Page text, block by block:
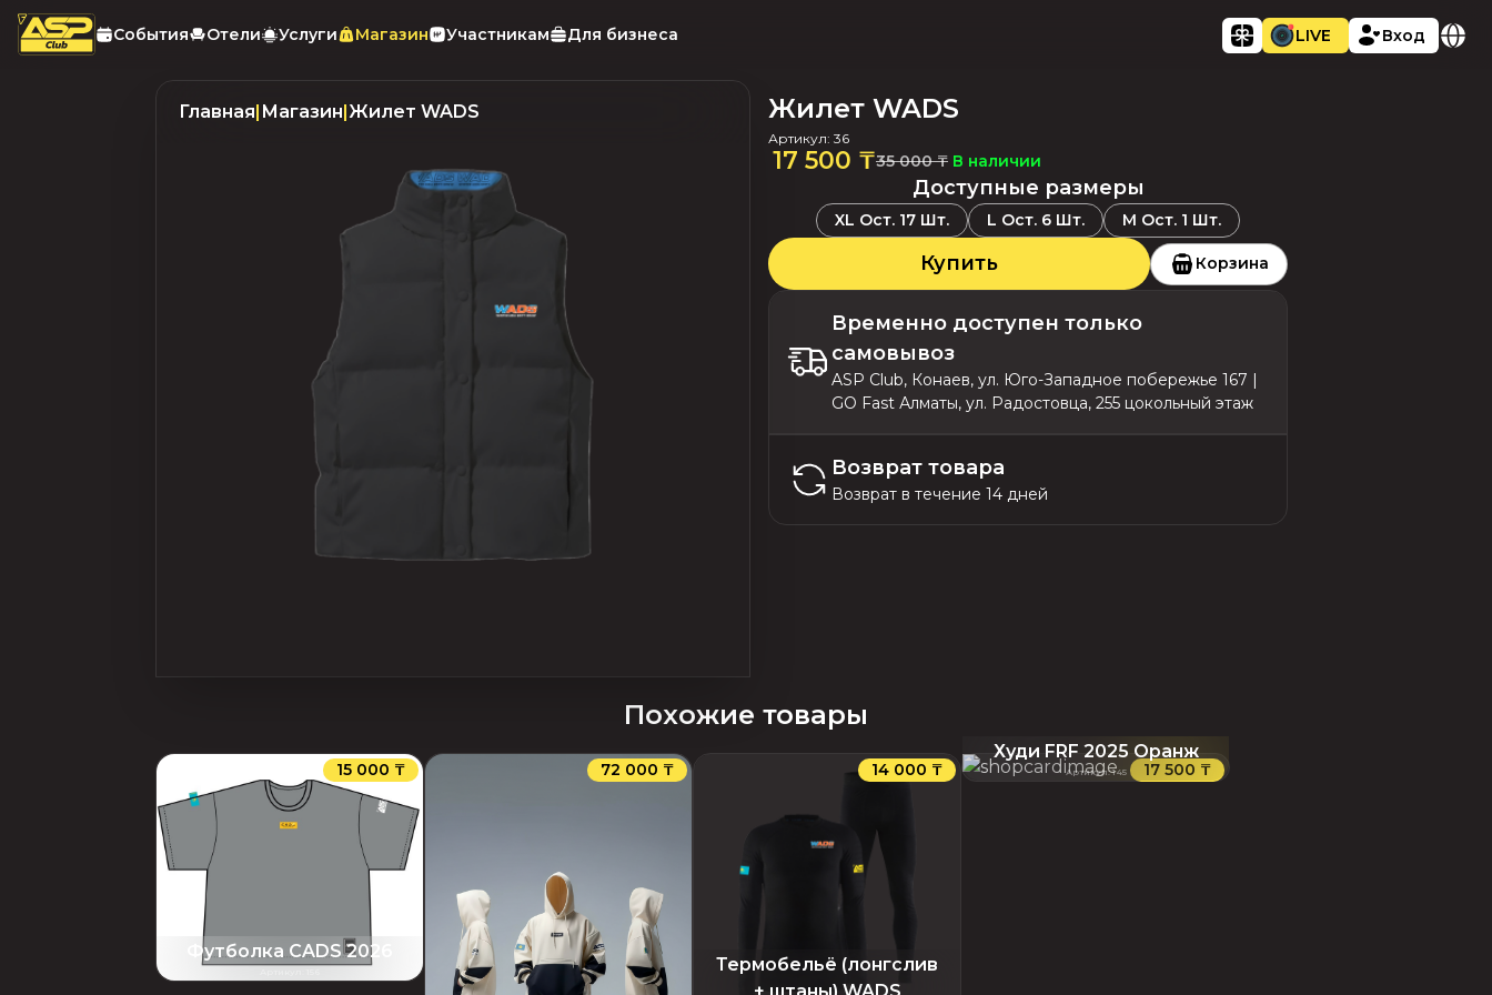
События Отели Услуги Магазин Участникам Для бизнеса LIVE Вход
Главная| Магазин|Жилет WADS Жилет WADS
Артикул: 36
17 500 ₸35 000 ₸ В наличии
Доступные размеры
XL Ост. 17 Шт. L Ост. 6 Шт. M Ост. 1 Шт.
Купить Корзина
Временно доступен только
самовывоз
ASP Club, Конаев, ул. Юго-Западное побережье 167 |
GO Fast Алматы, ул. Радостовца, 255 цокольный этаж
Возврат товара
Возврат в течение 14 дней
Похожие товары
15 000 ₸
Футболка CADS 2026
72 000 ₸ 14 000 ₸
Термобельё (лонгслив
17 500 ₸
Худи FRF 2025 Оранж
Артикул:145